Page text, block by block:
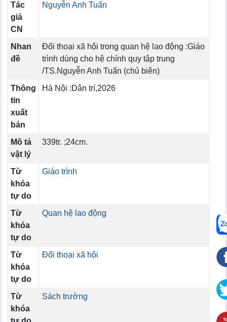
Tác
giả
CN
Nguyễn Anh Tuấn
Nhan
đề
Đối thoại xã hội trong quan hệ lao động :Giáo
trình dùng cho hệ chính quy tập trung
/TS.Nguyễn Anh Tuấn (chủ biên)
Thông
tin
xuất
bản
Hà Nội :Dân trí,2026
Mô tả
vật lý
339tr. ;24cm.
Từ
khóa
tự do
Giáo trình
Từ
khóa
tự do
Quan hệ lao động
Từ
khóa
tự do
Đối thoại xã hội
Từ
khóa
Sách trường